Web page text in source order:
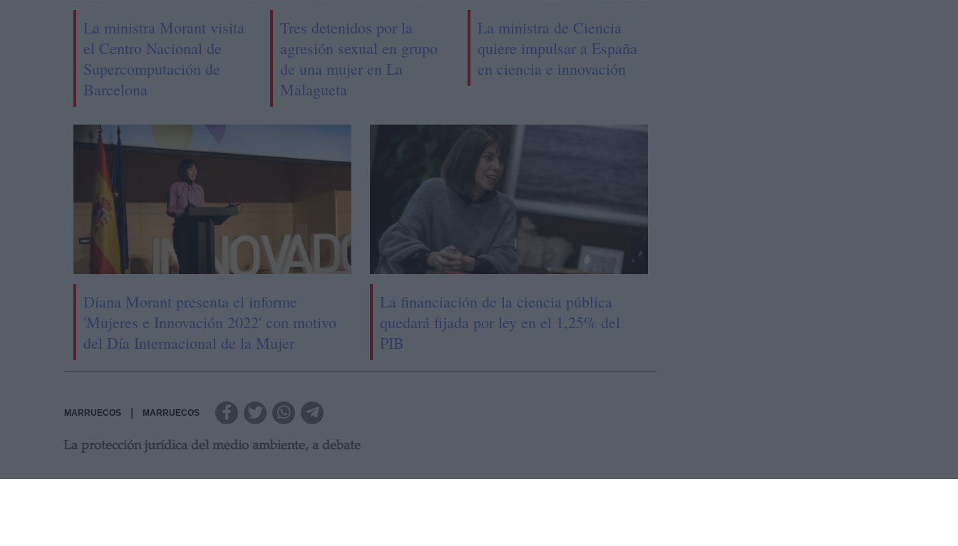
La ministra Morant visita
el Centro Nacional de
Supercomputación de
Barcelona
Tres detenidos por la
agresión sexual en grupo
de una mujer en La
Malagueta
La ministra de Ciencia
quiere impulsar a España
en ciencia e innovación
Diana Morant presenta el informe
'Mujeres e Innovación 2022' con motivo
del Día Internacional de la Mujer
La financiación de la ciencia pública
quedará fijada por ley en el 1,25% del
PIB
MARRUECOS MARRUECOS
La protección jurídica del medio ambiente, a debate